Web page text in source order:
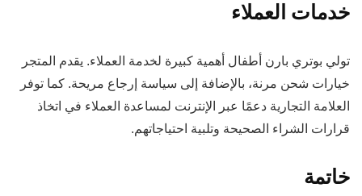
خدمات العملاء
تولي بوتري بارن أطفال أهمية كبيرة لخدمة العملاء. يقدم المتجر
خيارات شحن مرنة، بالإضافة إلى سياسة إرجاع مريحة. كما توفر
العلامة التجارية دعمًا عبر الإنترنت لمساعدة العملاء في اتخاذ
قرارات الشراء الصحيحة وتلبية احتياجاتهم.
خاتمة